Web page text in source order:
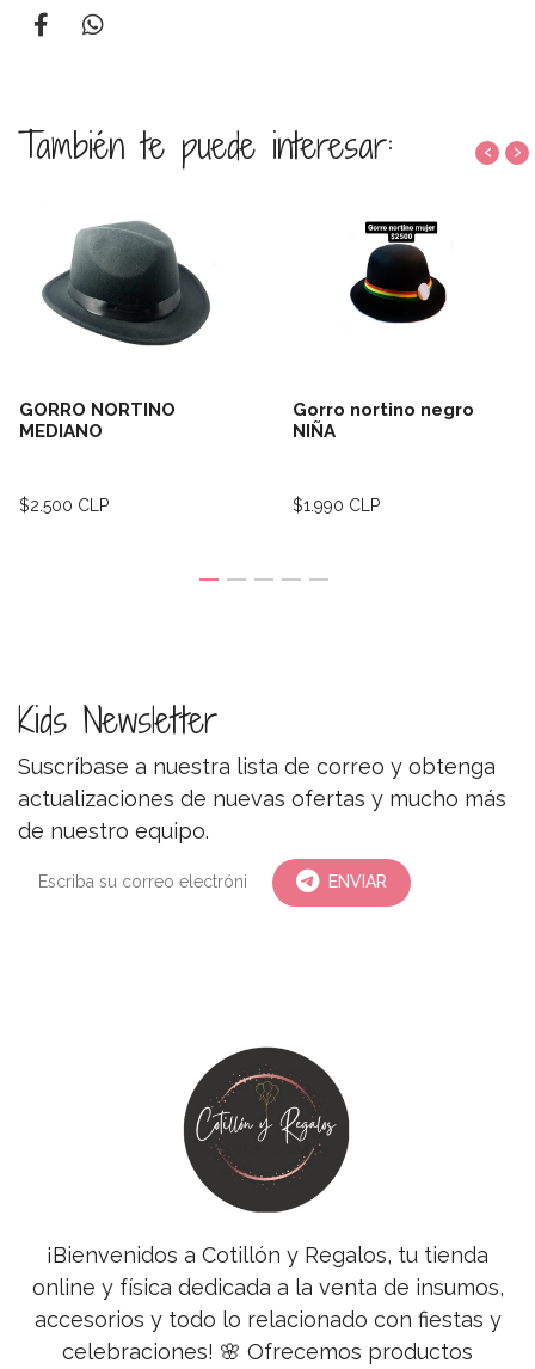
También te puede interesar:
GORRO NORTINO
MEDIANO
$2.500 CLP
Gorro nortino negro
NIÑA
$1.990 CLP
‹ ›
Kids Newsletter
Suscríbase a nuestra lista de correo y obtenga
actualizaciones de nuevas ofertas y mucho más
de nuestro equipo.
ENVIAR
¡Bienvenidos a Cotillón y Regalos, tu tienda
online y física dedicada a la venta de insumos,
accesorios y todo lo relacionado con fiestas y
celebraciones! 🌸 Ofrecemos productos